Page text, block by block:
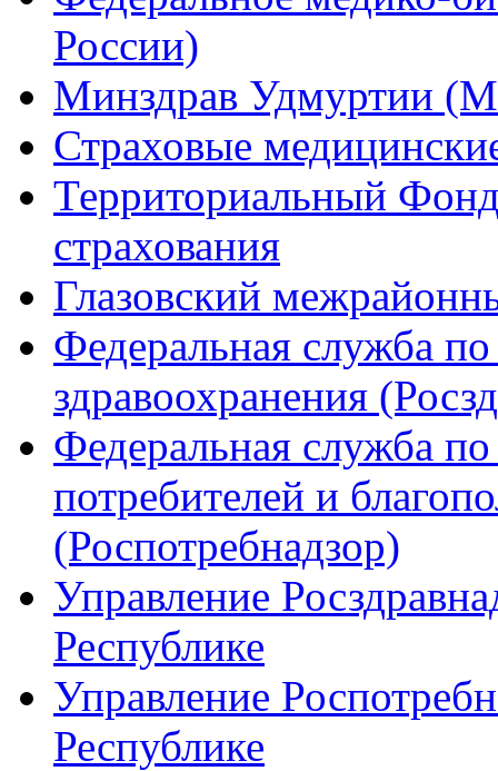
России)
Минздрав Удмуртии
Страховые
Территориальный Фонд
страхования
Глазовский
Федеральная служба
здравоохранения
Федеральная служба
потребителей и
(Роспотребнадзор)
Управление
Республике
Управление
Республике